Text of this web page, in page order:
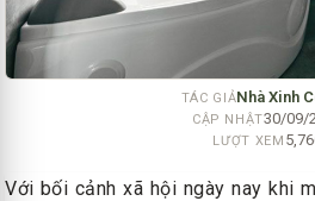
TÁC GIẢNhà Xinh
CẬP NHẬT30/09/
LƯỢT XEM
Với bối cảnh xã hội ngày nay khi